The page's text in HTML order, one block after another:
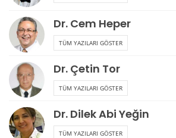
Dr. Cem Heper
TÜM YAZILARI GÖSTER
Dr. Çetin Tor
TÜM YAZILARI GÖSTER
Dr. Dilek Abi Yeğin
TÜM YAZILARI GÖSTER